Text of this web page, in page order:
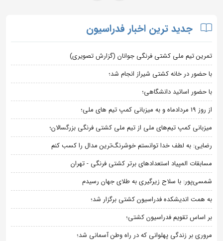
جدید ترین اخبار فدراسیون
تمرین تیم ملی کشتی فرنگی جوانان (گزارش تصویری)
با حضور در خانه کشتی شیراز انجام شد؛
با حضور اساتید دانشگاهی؛
از روز 19 مردادماه و به میزبانی کمپ تیم های ملی؛
میزبانی کمپ تیم‌های ملی از تیم ملی کشتی فرنگی بزرگسالان؛
رضایی: به لطف خدا توانستم خوشرنگ‌ترین مدال را کسب کنم
مسابقات المپیاد استعدادهای برتر کشتی فرنگی - تهران
شمسی‌پور: با سلاح زیرگیری به طلای جهان رسیدم
به همت اندیشکده فدراسیون کشتی برگزار شد؛
بر اساس تقویم فدراسیون کشتی؛
مروری بر زندگی پهلوانی که در راه وطن آسمانی شد؛